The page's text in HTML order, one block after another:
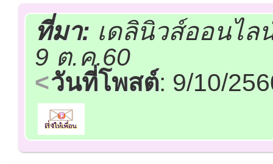
ที่มา: เดลินิวส์ออนไ
9 ต.ค.60
วันที่โพสต์: 9/10/